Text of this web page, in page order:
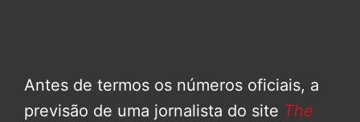
Antes de termos os números oficiais, a
previsão de uma jornalista do site The